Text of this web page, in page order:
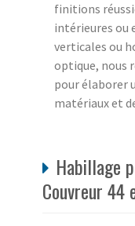
finitions
intérieures ou
verticales ou
optique, nous
pour élaborer
matériaux et
Habillage
Couvreur 44